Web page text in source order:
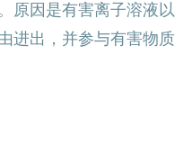
原因是有害离子溶液以
进出，并参与有害物质